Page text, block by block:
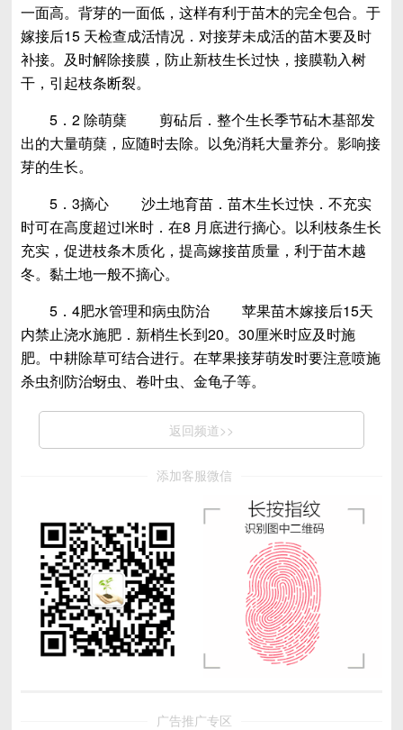
一面高。背芽的一面低，这样有利于苗木的完全包合。于
嫁接后15 天检查成活情况．对接芽未成活的苗木要及时
补接。及时解除接膜，防止新枝生长过快，接膜勒入树
干，引起枝条断裂。
5．2 除萌蘖 剪砧后．整个生长季节砧木基部发
出的大量萌蘖，应随时去除。以免消耗大量养分。影响接
芽的生长。
5．3摘心 沙土地育苗．苗木生长过快．不充实
时可在高度超过l米时．在8 月底进行摘心。以利枝条生长
充实，促进枝条木质化，提高嫁接苗质量，利于苗木越
冬。黏土地一般不摘心。
5．4肥水管理和病虫防治 苹果苗木嫁接后15天
内禁止浇水施肥．新梢生长到20。30厘米时应及时施
肥。中耕除草可结合进行。在苹果接芽萌发时要注意喷施
杀虫剂防治蚜虫、卷叶虫、金龟子等。
返回频道>>
添加客服微信
广告推广专区